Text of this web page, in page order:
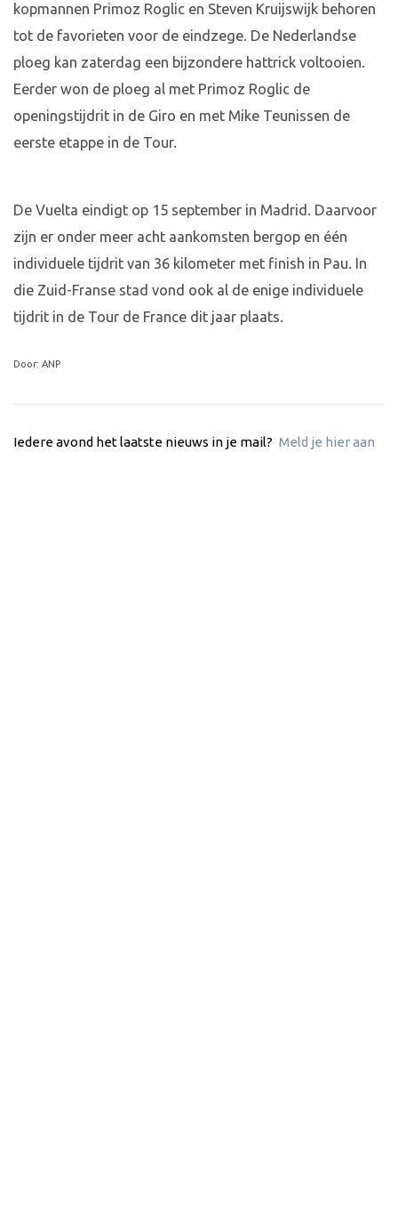
kopmannen Primoz Roglic en Steven Kruijswijk behoren
tot de favorieten voor de eindzege. De Nederlandse
ploeg kan zaterdag een bijzondere hattrick voltooien.
Eerder won de ploeg al met Primoz Roglic de
openingstijdrit in de Giro en met Mike Teunissen de
eerste etappe in de Tour.
De Vuelta eindigt op 15 september in Madrid. Daarvoor
zijn er onder meer acht aankomsten bergop en één
individuele tijdrit van 36 kilometer met finish in Pau. In
die Zuid-Franse stad vond ook al de enige individuele
tijdrit in de Tour de France dit jaar plaats.
Door: ANP
Iedere avond het laatste nieuws in je mail? Meld je hier aan